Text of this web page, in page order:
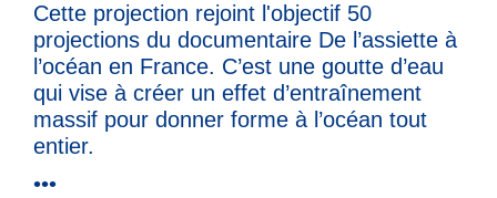
Cette projection rejoint l'objectif 50
projections du documentaire De l’assiette à
l’océan en France. C’est une goutte d’eau
qui vise à créer un effet d’entraînement
massif pour donner forme à l’océan tout
entier.
•••